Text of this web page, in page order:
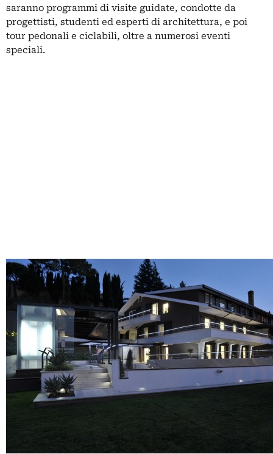
saranno programmi di visite guidate, condotte da
progettisti, studenti ed esperti di architettura, e poi
tour pedonali e ciclabili, oltre a numerosi eventi
speciali.